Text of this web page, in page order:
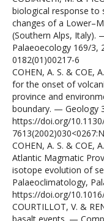
biological response to
changes of a
(Southern Alps, Italy).
Palaeoecology 169/3,
0182(01)00217-6
COHEN, A. S. & COE,
for the onset of
province and
boundary. — Geology
https://doi.org/
COHEN, A. S. & COE,
Atlantic Magmatic
isotope evolution of
Palaeoclimatology,
https://doi.org/
COURTILLOT, V. &